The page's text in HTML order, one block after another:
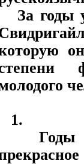
За годы
1.
Годы